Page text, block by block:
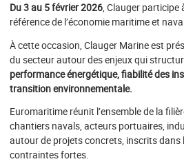
Du 3 au 5 février 2026, Clauger participe
référence de l’économie maritime et
À cette occasion, Clauger Marine est
du secteur autour des enjeux qui
performance énergétique, fiabilité des
transition environnementale.
Euromaritime réunit l’ensemble de la
chantiers navals, acteurs portuaires,
autour de projets concrets, inscrits dans
contraintes fortes.